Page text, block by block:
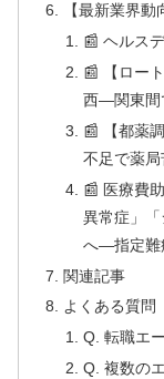
【最新業界
📰 ヘルス
📰 【ロー
西―関東間
📰 【都薬
不足で薬局
📰 医療費
異常症」
へ―指定難
関連記事
よくある質問
Q. 転職エ
Q. 複数の